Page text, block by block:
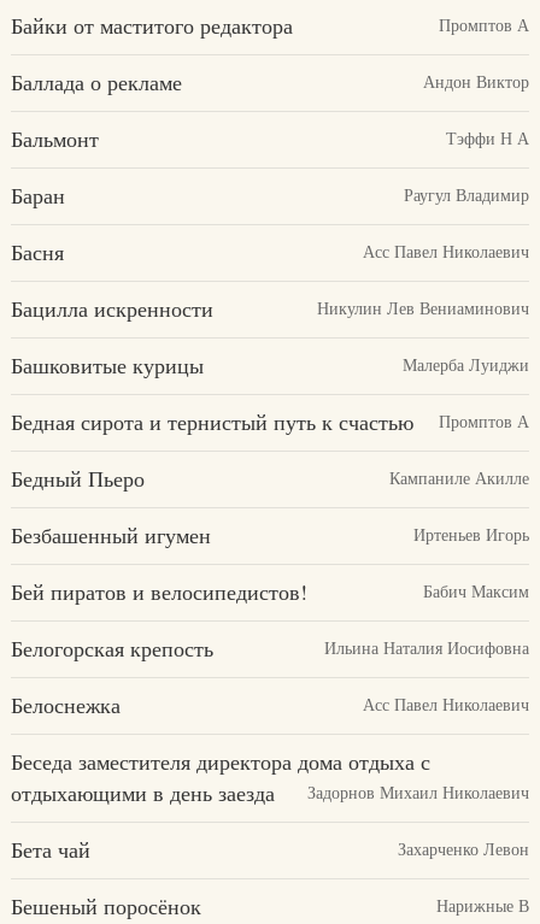
Байки от маститого редактора Промптов А
Баллада о рекламе Андон Виктор
Бальмонт Тэффи Н А
Баран Раугул Владимир
Басня Асс Павел Николаевич
Бацилла искренности Никулин Лев Вениаминович
Башковитые курицы Малерба Луиджи
Бедная сирота и тернистый путь к счастью Промптов А
Бедный Пьеро Кампаниле Акилле
Безбашенный игумен Иртеньев Игорь
Бей пиратов и велосипедистов! Бабич Максим
Белогорская крепость Ильина Наталия Иосифовна
Белоснежка Асс Павел Николаевич
Беседа заместителя директора дома отдыха с
отдыхающими в день заезда
Задорнов Михаил Николаевич
Бета чай Захарченко Левон
Бешеный поросёнок Нарижные В